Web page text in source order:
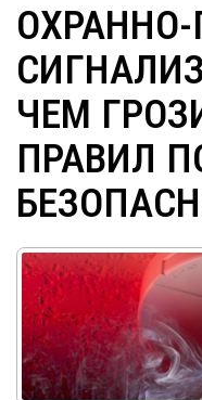
ЧЕМ
ПРАВИЛ